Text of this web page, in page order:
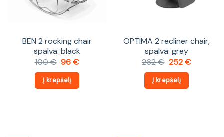
BEN 2 rocking chair
spalva: black
100€ Original
was:
100 €.
96€Current
is:
96 €.
Į krepšelį
OPTIMA 2 recliner chair,
spalva: grey
262€ Original
was:
262 €.
252€Current
Į krepšelį